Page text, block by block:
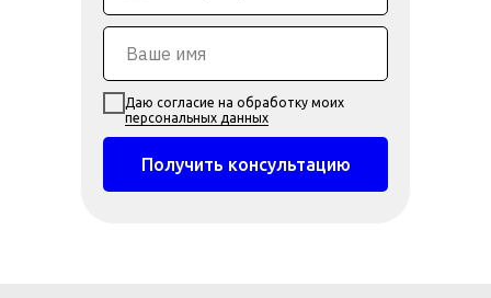
Даю согласие на обработку моих
персональных данных
Получить консультацию